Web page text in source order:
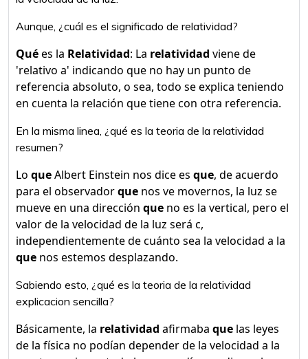
Aunque, ¿cuál es el significado de relatividad?
Quées la Relatividad: La relatividad viene de
'relativo a' indicando que no hay un punto de
referencia absoluto, o sea, todo se explica teniendo
en cuenta la relación que tiene con otra referencia.
En la misma linea, ¿qué es la teoria de la relatividad
resumen?
Lo queAlbert Einstein nos dice es que, de acuerdo
para el observadorque nos ve movernos, la luz se
mueve en una dirección que no es la vertical, pero el
valor de la velocidad de la luz será c,
independientemente de cuánto sea la velocidad a la
que nos estemos desplazando.
Sabiendo esto, ¿qué es la teoria de la relatividad
explicacion sencilla?
Básicamente, la relatividad afirmaba que las leyes
de la física no podían depender de la velocidad a la